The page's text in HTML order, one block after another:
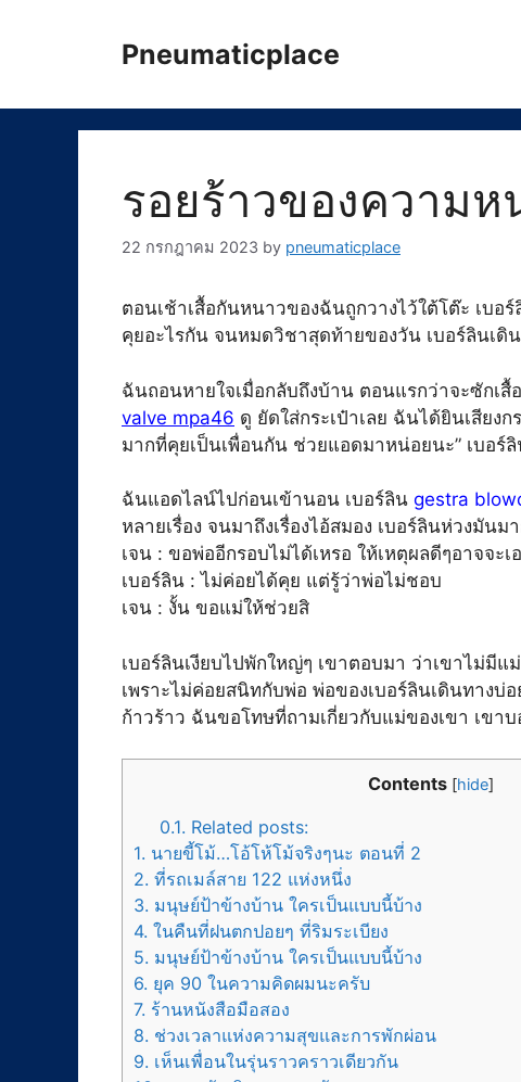
Pneumaticplace
รอยร้าวของความห
22 กรกฎาคม 2023 by pneumaticplace
ตอนเช้าเสื้อกันหนาวของฉันถูกวางไว้ใต้โต๊ะ เบอ
คุยอะไรกัน จนหมดวิชาสุดท้ายของวัน เบอร์ลินเดิ
ฉันถอนหายใจเมื่อกลับถึงบ้าน ตอนแรกว่าจะซักเ
valve mpa46 ดู ยัดใส่กระเป๋าเลย ฉันได้ยินเสียง
มากที่คุยเป็นเพื่อนกัน ช่วยแอดมาหน่อยนะ” เบอร์
ฉันแอดไลน์ไปก่อนเข้านอน เบอร์ลิน gestra
หลายเรื่อง จนมาถึงเรื่องไอ้สมอง เบอร์ลินห่วงมันม
เจน : ขอพ่ออีกรอบไม่ได้เหรอ ให้เหตุผลดีๆอาจจะ
เบอร์ลิน : ไม่ค่อยได้คุย แต่รู้ว่าพ่อไม่ชอบ
เจน : งั้น ขอแม่ให้ช่วยสิ
เบอร์ลินเงียบไปพักใหญ่ๆ เขาตอบมา ว่าเขาไม่มี
เพราะไม่ค่อยสนิทกับพ่อ พ่อของเบอร์ลินเดินทางบ่
ก้าวร้าว ฉันขอโทษที่ถามเกี่ยวกับแม่ของเขา เข
Contents [hide]
0.1. Related posts:
1. นายขี้โม้…โอ้โห้โม้จริงๆนะ ตอนที่ 2
2. ที่รถเมล์สาย 122 แห่งหนึ่ง
3. มนุษย์ป้าข้างบ้าน ใครเป็นแบบนี้บ้าง
4. ในคืนที่ฝนตกปอยๆ ที่ริมระเบียง
5. มนุษย์ป้าข้างบ้าน ใครเป็นแบบนี้บ้าง
6. ยุค 90 ในความคิดผมนะครับ
7. ร้านหนังสือมือสอง
8. ช่วงเวลาแห่งความสุขและการพักผ่อน
9. เห็นเพื่อนในรุ่นราวคราวเดียวกัน